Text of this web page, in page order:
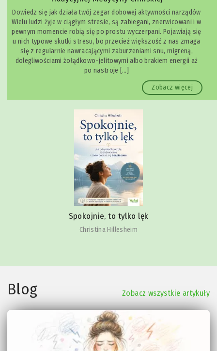
Dowiedz się jak działa twój zegar dobowej aktywności narządów
Wielu ludzi żyje w ciągłym stresie, są zabiegani, znerwicowani i w
pewnym momencie robią się po prostu wyczerpani. Pojawiają się
u nich typowe skutki stresu, bo przecież większość z nas zmaga
się z regularnie nawracającymi zaburzeniami snu, migreną,
dolegliwościami żołądkowo-jelitowymi albo brakiem energii aż
po nastroje […]
Zobacz więcej
Spokojnie, to tylko lęk
Christina Hillesheim
Blog Zobacz wszystkie artykuły